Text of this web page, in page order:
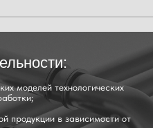
моделей технологических
продукции в зависимости от